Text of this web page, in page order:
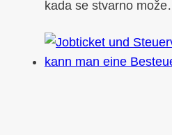
kada se stvarno